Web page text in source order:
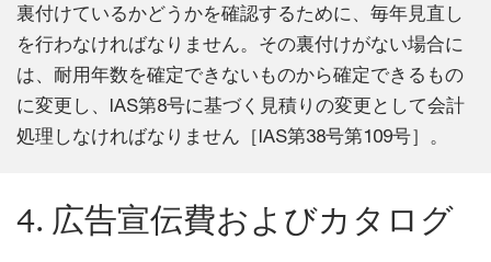
裏付けているかどうかを確認するために、毎年見直し
を行わなければなりません。その裏付けがない場合に
は、耐用年数を確定できないものから確定できるもの
に変更し、IAS第8号に基づく見積りの変更として会計
処理しなければなりません［IAS第38号第109号］。
4. 広告宣伝費およびカタログ